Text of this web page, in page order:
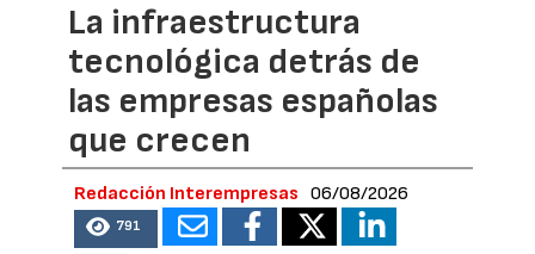
La infraestructura
tecnológica detrás de
las empresas españolas
que crecen
Redacción Interempresas 06/08/2026
791